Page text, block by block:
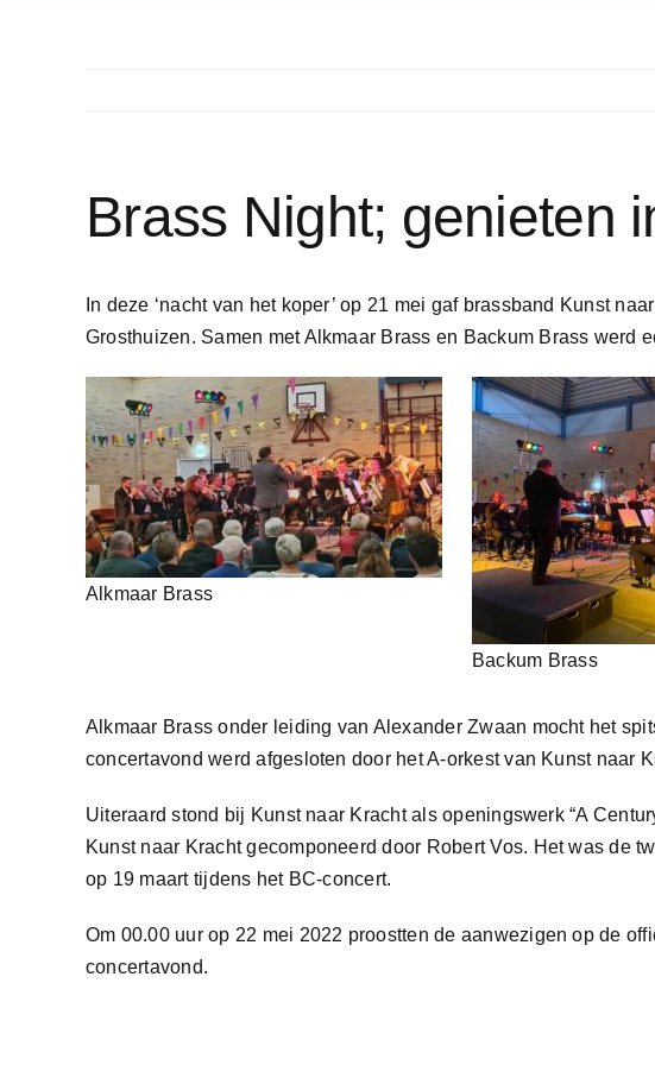
Brass Night; genieten
In deze ‘nacht van het koper’ op 21 mei gaf brassband Kunst
Grosthuizen. Samen met Alkmaar Brass en Backum Brass
Alkmaar Brass
Backum Brass
Alkmaar Brass onder leiding van Alexander Zwaan mocht het
concertavond werd afgesloten door het A-orkest van Kunst naar
Uiteraard stond bij Kunst naar Kracht als openingswerk “A
Kunst naar Kracht gecomponeerd door Robert Vos. Het was de
op 19 maart tijdens het BC-concert.
Om 00.00 uur op 22 mei 2022 proostten de aanwezigen op de
concertavond.